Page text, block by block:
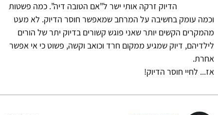
הדיוק זרקה אותי ישר ל"אם הטובה דיה". כמה פשטות
וכמה עומק בחשיבה על המרחב שמאפשר חוסר הדיוק. לא מעט
מהמקרים הקשים יותר שאני פוגש קשורים בדיוק יתר של הורים
לילדיהם, דיוק שמגיע ממקום חרד וכואב וקשה, פשוט כי אי אפשר
אחרת.
אז... לחיי חוסר הדיוק!